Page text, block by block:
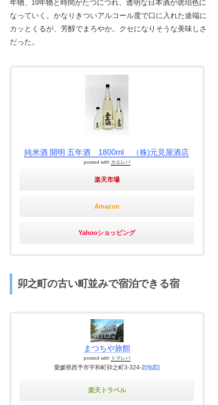
年物、10年物と時間がたつにつれ、透明な日本酒が琥珀色に
なっていく。かなりきついアルコール度で口に入れた途端に
カッとくるが、芳醇でまろやか。クセになりそうな美味しさ
だった。
純米酒 開明 五年酒 1800ml （株)元見屋酒店
posted with カエレバ
楽天市場
Amazon
Yahooショッピング
卯之町の古い町並みで宿泊できる宿
まつちや旅館
posted with トマレバ
愛媛県西予市宇和町卯之町3-324-2 [地図]
楽天トラベル